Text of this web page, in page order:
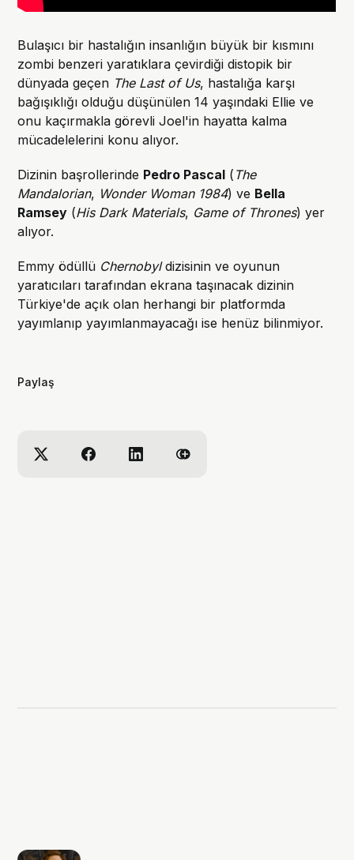
Bulaşıcı bir hastalığın insanlığın büyük bir kısmını
zombi benzeri yaratıklara çevirdiği distopik bir
dünyada geçen The Last of Us, hastalığa karşı
bağışıklığı olduğu düşünülen 14 yaşındaki Ellie ve
onu kaçırmakla görevli Joel'in hayatta kalma
mücadelelerini konu alıyor.
Dizinin başrollerinde Pedro Pascal ( The
Mandalorian, Wonder Woman 1984) ve Bella
Ramsey (His Dark Materials, Game of Thrones) yer
alıyor.
Emmy ödüllü Chernobyldizisinin ve oyunun
yaratıcıları tarafından ekrana taşınacak dizinin
Türkiye'de açık olan herhangi bir platformda
yayımlanıp yayımlanmayacağı ise henüz bilinmiyor.
Paylaş